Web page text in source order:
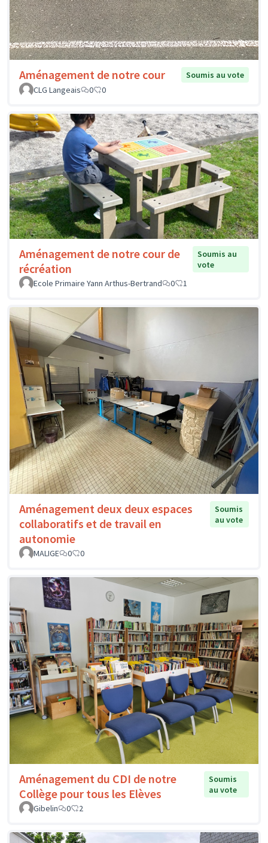
Aménagement de notre cour
Soumis au vote
CLG Langeais
0 0
Aménagement de notre cour de
récréation
Soumis au
vote
Ecole Primaire Yann Arthus-Bertrand
0 1
Aménagement deux deux espaces
collaboratifs et de travail en
autonomie
Soumis
au vote
MALIGE 0 0
Aménagement du CDI de notre
Collège pour tous les Elèves
Soumis
au vote
Gibelin
0 2